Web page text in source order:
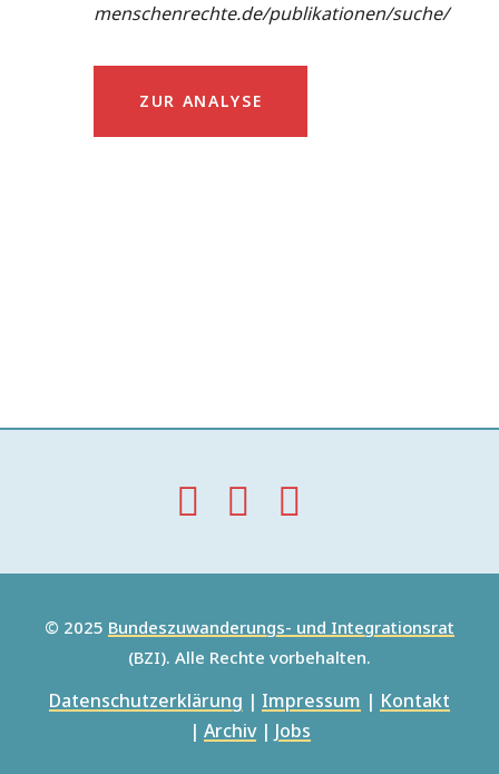
menschenrechte.de/publikationen/suche/
ZUR ANALYSE
© 2025 Bundeszuwanderungs- und Integrationsrat
(BZI). Alle Rechte vorbehalten.
Datenschutzerklärung | Impressum | Kontakt
| Archiv| Jobs